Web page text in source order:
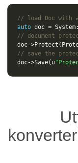
// load Doc with
auto doc = System
// document
doc->Protect (
// save the
doc->Save( u